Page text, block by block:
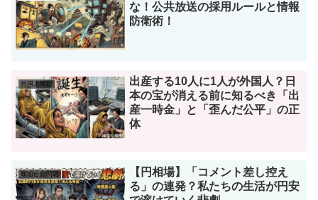
な！公共放送の採用ルールと情報
防衛術！
外国人問題
出産する10人に1人が外国人？日
本の宝が消える前に知るべき「出
産一時金」と「歪んだ公平」の正
体
政治と金問題
【円相場】「コメント差し控え
る」の連発？私たちの生活が円安